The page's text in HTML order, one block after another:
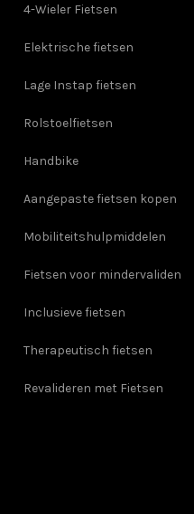
4-Wieler Fietsen
Elektrische fietsen
Lage Instap fietsen
Rolstoelfietsen
Handbike
Aangepaste fietsen kopen
Mobiliteitshulpmiddelen
Fietsen voor mindervaliden
Inclusieve fietsen
Therapeutisch fietsen
Revalideren met Fietsen